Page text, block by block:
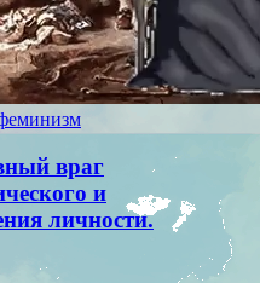
враг
и
личности.